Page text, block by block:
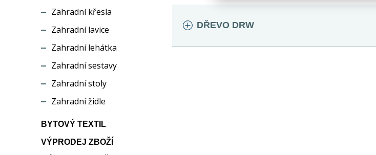
Zahradní křesla
Zahradní lavice
Zahradní lehátka
Zahradní sestavy
Zahradní stoly
Zahradní židle
BYTOVÝ TEXTIL
VÝPRODEJ ZBOŽÍ
DŘEVO DRW